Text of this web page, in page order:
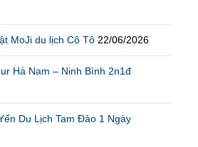
MoJi du lịch Cô Tô 22/06/2026
Hà Nam – Ninh Bình 2n1đ
Du Lịch Tam Đảo 1 Ngày